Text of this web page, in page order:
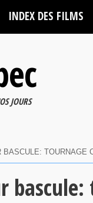
INDEX DES FILMS
JOURS
BASCULE: TOURNAGE